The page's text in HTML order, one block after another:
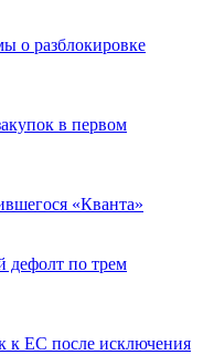
о разблокировке
в первом
«Кванта»
дефолт по трем
к ЕС после исключения